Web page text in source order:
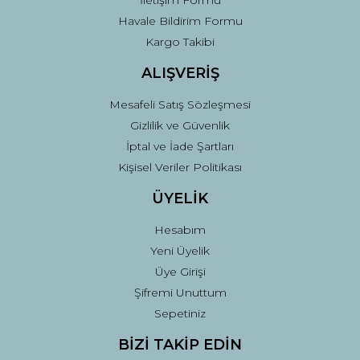
Havale Bildirim Formu
Kargo Takibi
ALIŞVERİŞ
Mesafeli Satış Sözleşmesi
Gizlilik ve Güvenlik
İptal ve İade Şartları
Kişisel Veriler Politikası
ÜYELİK
Hesabım
Yeni Üyelik
Üye Girişi
Şifremi Unuttum
Sepetiniz
BİZİ TAKİP EDİN